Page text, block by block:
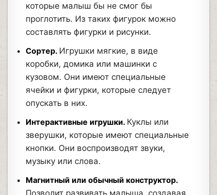
которые малыш бы не смог бы
проглотить. Из таких фигурок можно
составлять фигурки и рисунки.
Сортер. Игрушки мягкие, в виде
коробки, домика или машинки с
кузовом. Они имеют специальные
ячейки и фигурки, которые следует
опускать в них.
Интерактивные игрушки. Куклы или
зверушки, которые имеют специальные
кнопки. Они воспроизводят звуки,
музыку или слова.
Магнитный или обычный конструктор.
Позволит развивать малыша, создавая